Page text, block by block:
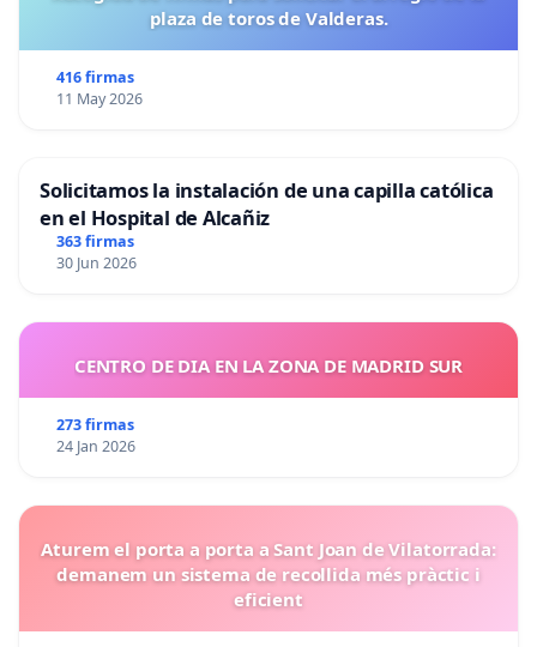
plaza de toros de Valderas.
416 firmas
11 May 2026
Solicitamos la instalación de una capilla católica
en el Hospital de Alcañiz
363 firmas
30 Jun 2026
CENTRO DE DIA EN LA ZONA DE MADRID SUR
273 firmas
24 Jan 2026
Aturem el porta a porta a Sant Joan de Vilatorrada:
demanem un sistema de recollida més pràctic i
eficient